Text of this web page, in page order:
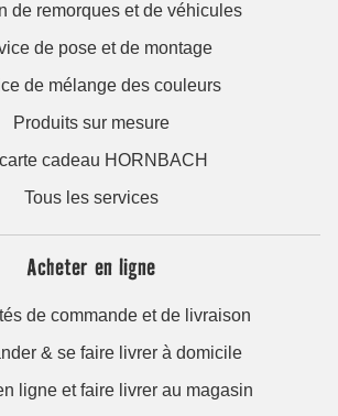
de remorques et de véhicules
de pose et de montage
de mélange des couleurs
Produits sur mesure
cadeau HORNBACH
Tous les services
Acheter en ligne
de commande et de livraison
& se faire livrer à domicile
ligne et faire livrer au magasin